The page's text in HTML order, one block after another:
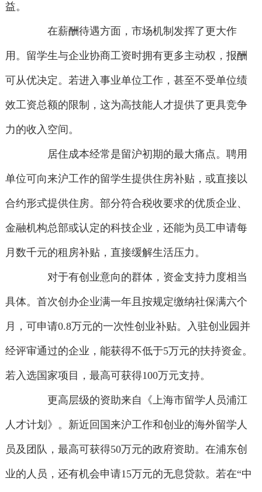
益。
在薪酬待遇方面，市场机制发挥了更大作
用。留学生与企业协商工资时拥有更多主动权，报酬
可从优决定。若进入事业单位工作，甚至不受单位绩
效工资总额的限制，这为高技能人才提供了更具竞争
力的收入空间。
居住成本经常是留沪初期的最大痛点。聘用
单位可向来沪工作的留学生提供住房补贴，或直接以
合约形式提供住房。部分符合税收要求的优质企业、
金融机构总部或认定的科技企业，还能为员工申请每
月数千元的租房补贴，直接缓解生活压力。
对于有创业意向的群体，资金支持力度相当
具体。首次创办企业满一年且按规定缴纳社保满六个
月，可申请0.8万元的一次性创业补贴。入驻创业园并
经评审通过的企业，能获得不低于5万元的扶持资金。
若入选国家项目，最高可获得100万元支持。
更高层级的资助来自《上海市留学人员浦江
人才计划》。新近回国来沪工作和创业的海外留学人
员及团队，最高可获得50万元的政府资助。在浦东创
业的人员，还有机会申请15万元的无息贷款。若在“中